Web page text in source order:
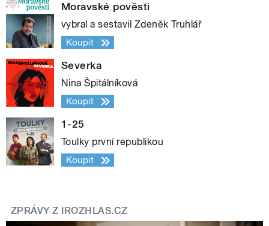
Moravské pověsti
vybral a sestavil Zdeněk Truhlář
Koupit
Severka
Nina Špitálníková
Koupit
1-25
Toulky první republikou
Koupit
ZPRÁVY Z IROZHLAS.CZ